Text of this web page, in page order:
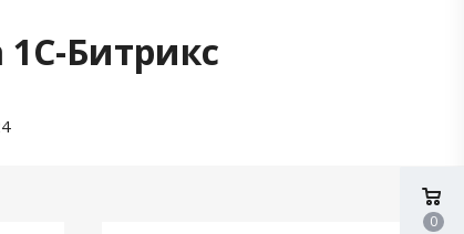
Битрикс
0